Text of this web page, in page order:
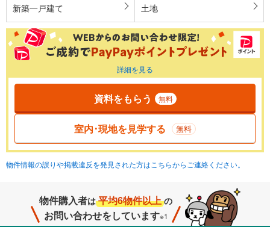
新築一戸建て 土地
詳細を見る
資料をもらう 無料
室内･現地を見学する 無料
物件情報の誤りや掲載違反を発見された方はこちらからご連絡ください。
物件購入者は 平均6物件以上 の
お問い合わせをしています※1